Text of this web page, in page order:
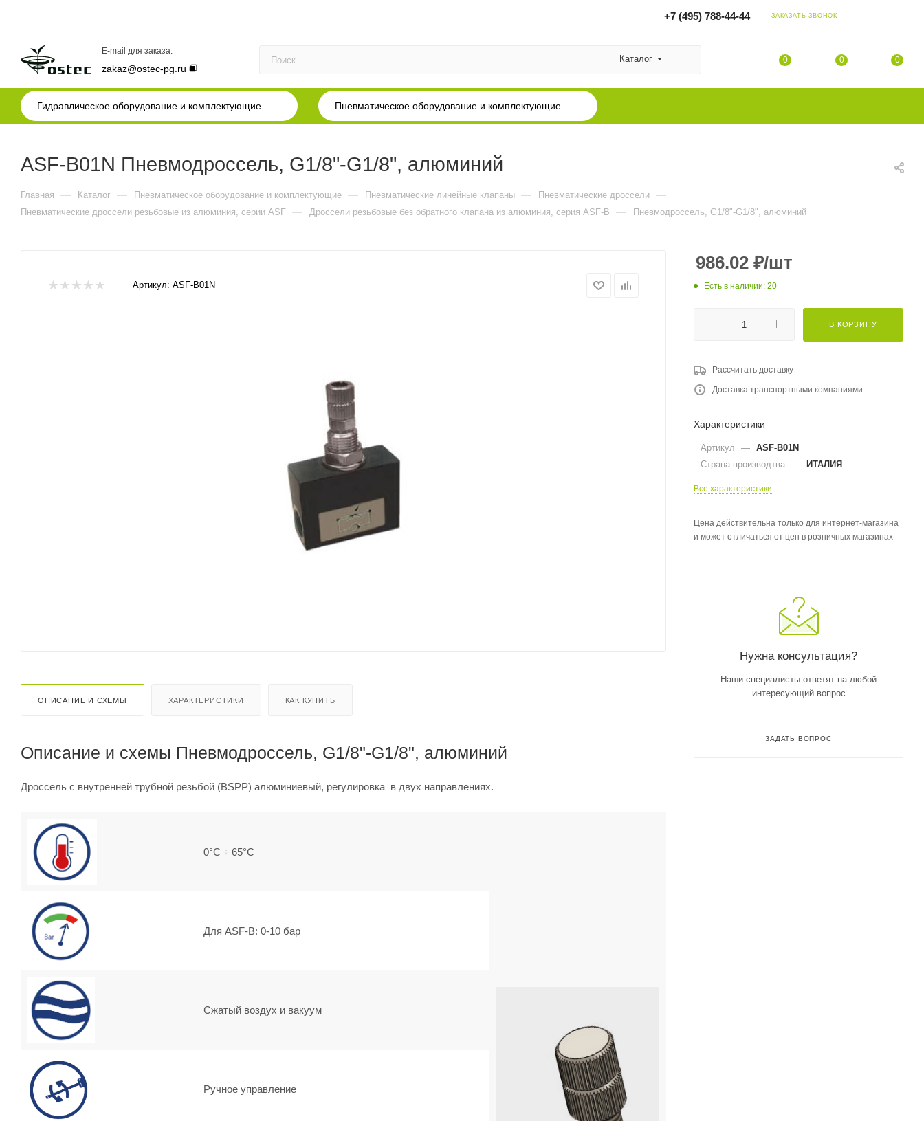
+7 (495) 788-44-44 ЗАКАЗАТЬ ЗВОНОК
E-mail для заказа:
zakaz@ostec-pg.ru
Каталог 0 0 0
Гидравлическое оборудование и комплектующие Пневматическое оборудование и комплектующие
ASF-B01N Пневмодроссель, G1/8"-G1/8", алюминий
Главная — Каталог — Пневматическое оборудование и комплектующие — Пневматические линейные клапаны — Пневматические дроссели —
Пневматические дроссели резьбовые из алюминия, серии ASF — Дроссели резьбовые без обратного клапана из алюминия, серия ASF-B — Пневмодроссель, G1/8"-G1/8", алюминий
Артикул: ASF-B01N
ОПИСАНИЕ И СХЕМЫ ХАРАКТЕРИСТИКИ КАК КУПИТЬ
Описание и схемы Пневмодроссель, G1/8"-G1/8", алюминий
Дроссель с внутренней трубной резьбой (BSPP) алюминиевый, регулировка в двух направлениях.
0°C ÷ 65°C
Для ASF-B: 0-10 бар
Сжатый воздух и вакуум
Ручное управление
986.02 ₽/шт
Есть в наличии: 20
В КОРЗИНУ
Рассчитать доставку
Доставка транспортными компаниями
Характеристики
Артикул — ASF-B01N
Страна производтва — ИТАЛИЯ
Все характеристики
Цена действительна только для интернет-магазина
и может отличаться от цен в розничных магазинах
Нужна консультация?
Наши специалисты ответят на любой
интересующий вопрос
ЗАДАТЬ ВОПРОС